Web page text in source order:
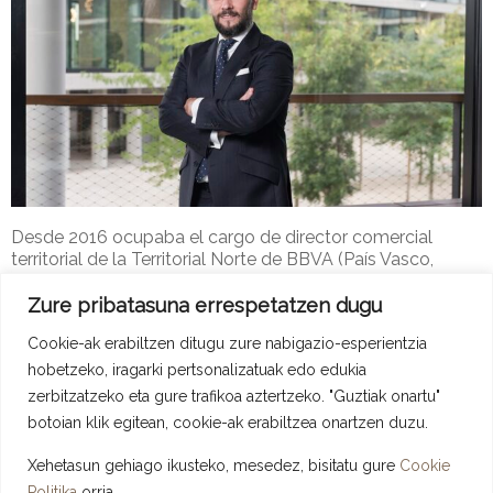
Zure pribatasuna errespetatzen dugu
Cookie-ak erabiltzen ditugu zure nabigazio-esperientzia
hobetzeko, iragarki pertsonalizatuak edo edukia
zerbitzatzeko eta gure trafikoa aztertzeko. "Guztiak onartu"
botoian klik egitean, cookie-ak erabiltzea onartzen duzu.
Xehetasun gehiago ikusteko, mesedez, bisitatu gure Cookie
Desde 2016 ocupaba el cargo de director comercial
territorial de la Territorial Norte de BBVA (País Vasco,
Adype-2
19 de iraila de 2016
Erakunde Lagintzaileak Berriak
Read more
Copyright © 2026 ADYPE - Asociación de Directivos y Profesionales De